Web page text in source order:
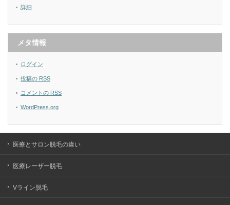
詳細
メタ情報
ログイン
投稿の RSS
コメントの RSS
WordPress.org
医療とサロン脱毛の違い
医療レーザー脱毛
Vライン脱毛